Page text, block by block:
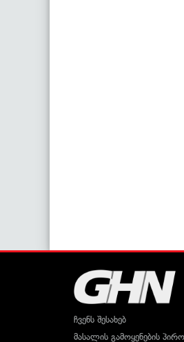
ჩვენს შესახებ
მასალის გამოყენების